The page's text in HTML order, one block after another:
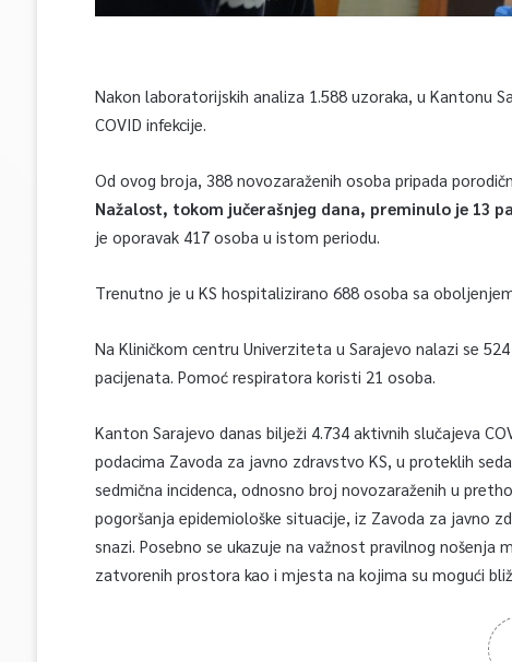
Nakon laboratorijskih analiza 1.588 uzoraka, u Kantonu
COVID infekcije.
Od ovog broja, 388 novozaraženih osoba pripada
Nažalost, tokom jučerašnjeg dana, preminulo je 13
je oporavak 417 osoba u istom periodu.
Trenutno je u KS hospitalizirano 688 osoba sa
Na Kliničkom centru Univerziteta u Sarajevo nalazi se
pacijenata. Pomoć respiratora koristi 21 osoba.
Kanton Sarajevo danas bilježi 4.734 aktivnih slučajeva
podacima Zavoda za javno zdravstvo KS, u proteklih
sedmična incidenca, odnosno broj novozaraženih u
pogoršanja epidemiološke situacije, iz Zavoda za javno
snazi. Posebno se ukazuje na važnost pravilnog nošenja
zatvorenih prostora kao i mjesta na kojima su mogući